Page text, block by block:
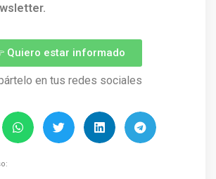
Quiero estar informado
en tus redes sociales